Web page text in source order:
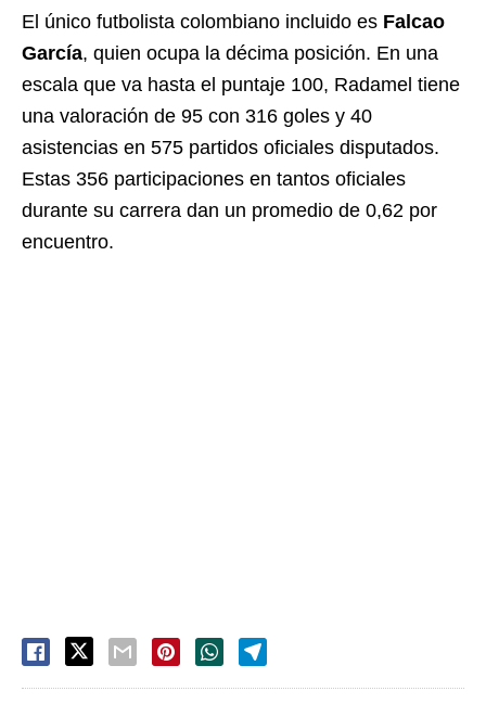
El único futbolista colombiano incluido es Falcao
García, quien ocupa la décima posición. En una
escala que va hasta el puntaje 100, Radamel tiene
una valoración de 95 con 316 goles y 40
asistencias en 575 partidos oficiales disputados.
Estas 356 participaciones en tantos oficiales
durante su carrera dan un promedio de 0,62 por
encuentro.